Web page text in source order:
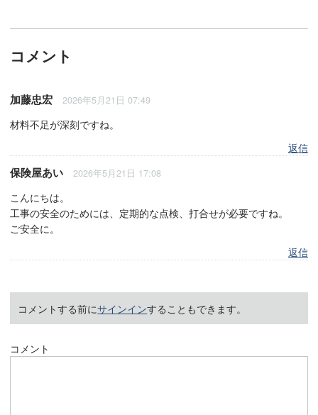
コメント
加藤忠宏 2026年5月21日 07:49
材料不足が深刻ですね。
返信
保険屋あい 2026年5月21日 17:08
こんにちは。
工事の安全のためには、定期的な点検、打合せが必要ですね。
ご安全に。
返信
コメントする前にサインインすることもできます。
コメント